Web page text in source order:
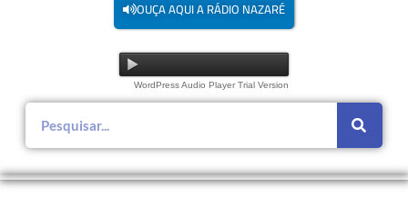
OUÇA AQUI A RÁDIO NAZARÉ
WordPress Audio Player Trial Version